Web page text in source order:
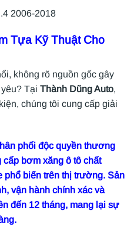
2006-2018
Tựa Kỹ Thuật Cho
không rõ nguồn gốc gây
Tại Thành Dũng Auto,
chúng tôi cung cấp giải
phối độc quyền thương
cấp bơm xăng ô tô chất
phổ biến trên thị trường. Sản
vận hành chính xác và
đến 12 tháng, mang lại sự